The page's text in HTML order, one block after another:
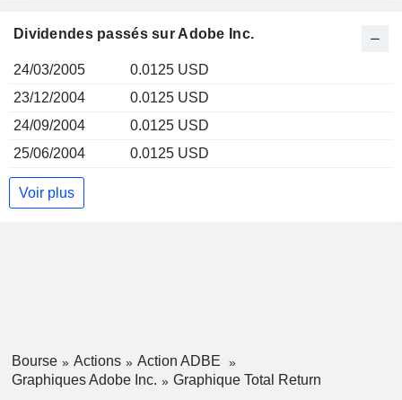
Dividendes passés sur Adobe Inc.
24/03/2005
0.0125 USD
23/12/2004
0.0125 USD
24/09/2004
0.0125 USD
25/06/2004
0.0125 USD
Voir plus
Bourse Actions
Action ADBE
Graphiques Adobe Inc.
Graphique Total Return